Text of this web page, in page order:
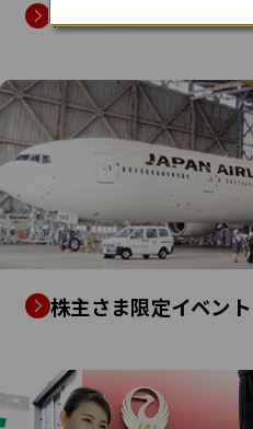
株主総会
株主さま限定イベント